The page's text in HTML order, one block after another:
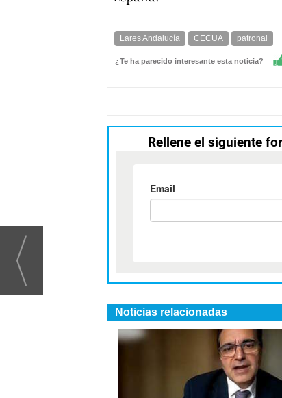
Lares Andalucía CECUA patronal
¿Te ha parecido interesante esta noticia?
Rellene el siguiente
Noticias relacionadas